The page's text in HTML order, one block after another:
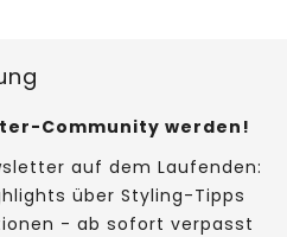
Community werden!
auf dem Laufenden:
über Styling-Tipps
- ab sofort verpasst